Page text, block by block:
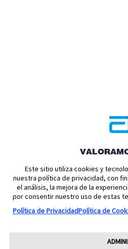
Este sitio utiliza cookies y
nuestra política de privacidad, con
el análisis, la mejora de la
por consentir nuestro uso de estas
Política de PrivacidadPolítica de